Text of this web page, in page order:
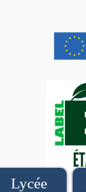
Lycée